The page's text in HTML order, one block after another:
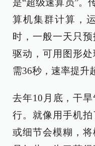
是“超级速算员”。
算机集群计算，
时，一般一天只
驱动，可用图形
需36秒，速率提升
去年10月底，干
行。就像用手机
或细节会模糊，